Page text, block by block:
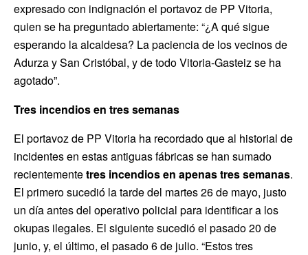
expresado con indignación el portavoz de PP Vitoria,
quien se ha preguntado abiertamente: “¿A qué sigue
esperando la alcaldesa? La paciencia de los vecinos de
Adurza y San Cristóbal, y de todo Vitoria-Gasteiz se ha
agotado”.
Tres incendios en tres semanas
El portavoz de PP Vitoria ha recordado que al historial de
incidentes en estas antiguas fábricas se han sumado
recientementetres incendios en apenas tres semanas.
El primero sucedió la tarde del martes 26 de mayo, justo
un día antes del operativo policial para identificar a los
okupas ilegales. El siguiente sucedió el pasado 20 de
junio, y, el último, el pasado 6 de julio. “Estos tres